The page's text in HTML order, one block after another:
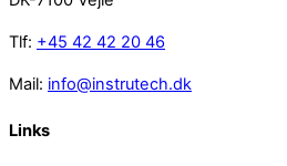
Tlf: +45 42 42 20 46
Mail: info@instrutech.dk
Links